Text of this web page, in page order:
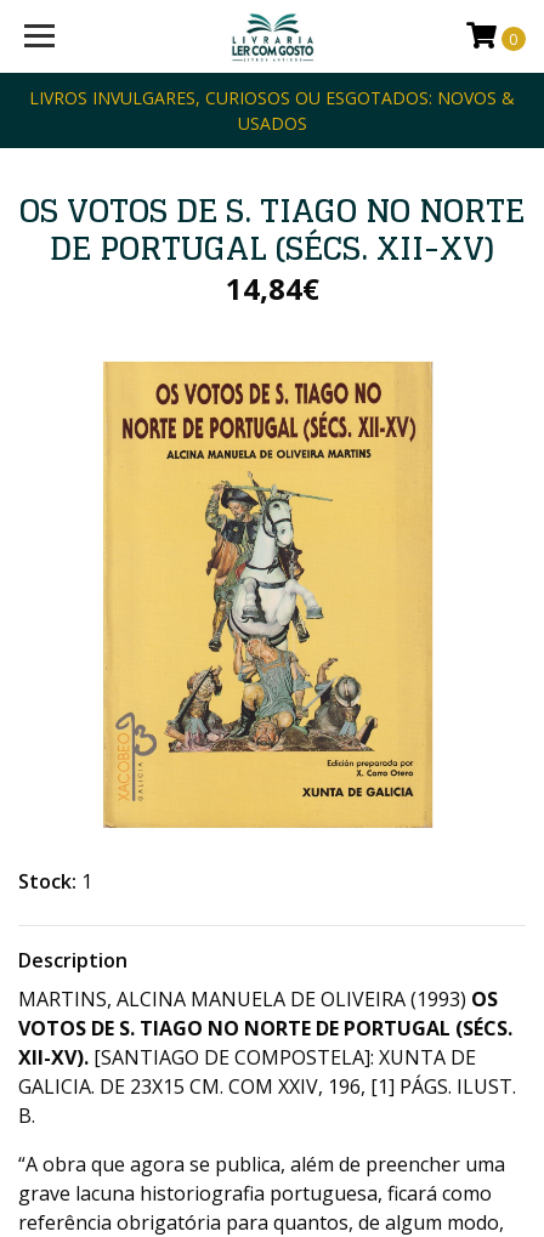
LIVROS INVULGARES, CURIOSOS OU ESGOTADOS: NOVOS &
USADOS
0
OS VOTOS DE S. TIAGO NO NORTE
DE PORTUGAL (SÉCS. XII-XV)
14,84€
Stock: 1
Description
MARTINS, ALCINA MANUELA DE OLIVEIRA (1993) OS
VOTOS DE S. TIAGO NO NORTE DE PORTUGAL (SÉCS.
XII-XV). [SANTIAGO DE COMPOSTELA]: XUNTA DE
GALICIA. DE 23X15 CM. COM XXIV, 196, [1] PÁGS. ILUST.
B.
“A obra que agora se publica, além de preencher uma
grave lacuna historiografia portuguesa, ficará como
referência obrigatória para quantos, de algum modo,